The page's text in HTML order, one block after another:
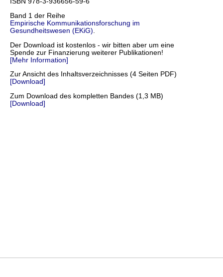
Band 1 der Reihe
Empirische Kommunikationsforschung im
Gesundheitswesen (EKiG)
Der Download ist kostenlos - wir bitten aber um eine
Spende zur Finanzierung weiterer Publikationen!
[Mehr Information]
Zur Ansicht des Inhaltsverzeichnisses (4 Seiten PDF)
[Download]
Zum Download des kompletten Bandes (1,3 MB)
[Download]